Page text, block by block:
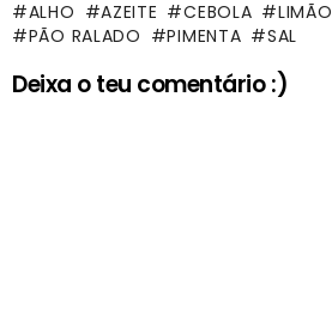
ALHO AZEITE CEBOLA LIMÃO
PÃO RALADO
PIMENTA SAL
Deixa o teu comentário :)